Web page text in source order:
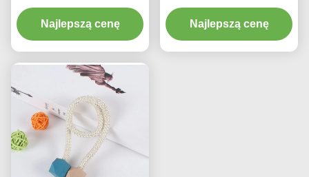
Dekoracyjna
magnetyczna klamra do
zasłon
Najlepszą cenę
Akcesoria do torów
Wiązanie liny do domu
Najlepszą cenę